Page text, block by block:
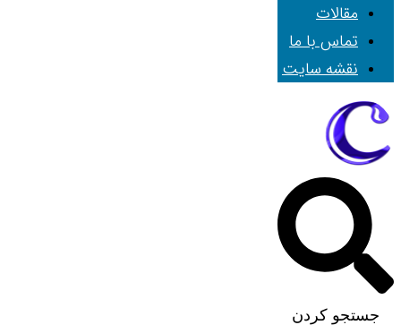
مقالات
تماس با ما
نقشه سایت
جستجو کردن